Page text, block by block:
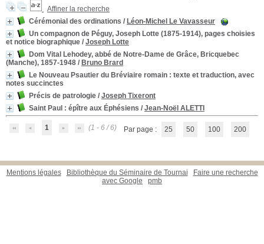
Affiner la recherche
Cérémonial des ordinations / Léon-Michel Le Vavasseur
Un compagnon de Péguy, Joseph Lotte (1875-1914), pages choisies
et notice biographique / Joseph Lotte
Dom Vital Lehodey, abbé de Notre-Dame de Grâce, Bricquebec
(Manche), 1857-1948 / Bruno Brard
Le Nouveau Psautier du Bréviaire romain : texte et traduction, avec
notes succinctes
Précis de patrologie / Joseph Tixeront
Saint Paul : épître aux Éphésiens / Jean-Noël ALETTI
1 (1 - 6 / 6) Par page : 25 50 100 200
Mentions légales Bibliothèque du Séminaire de Tournai
Faire une recherche
avec Google
pmb